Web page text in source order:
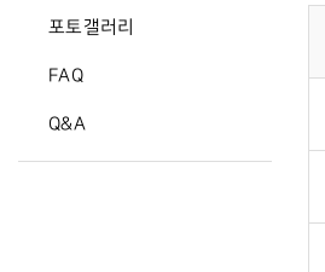
포토갤러리
FAQ
Q&A